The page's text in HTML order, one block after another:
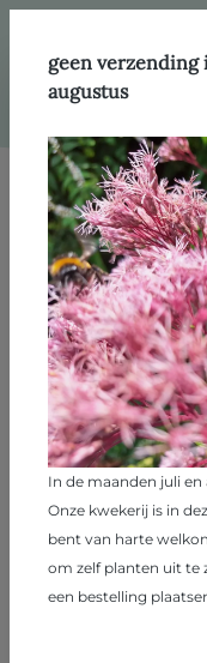
Filter
10 meter
Paardenhaag
geen verzending
augustus
In de maanden juli
Onze kwekerij is in
bent van harte
om zelf planten uit te
een bestelling